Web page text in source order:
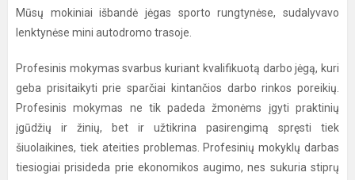
Mūsų mokiniai išbandė jėgas sporto rungtynėse, sudalyvavo
lenktynėse mini autodromo trasoje.
Profesinis mokymas svarbus kuriant kvalifikuotą darbo jėgą, kuri
geba prisitaikyti prie sparčiai kintančios darbo rinkos poreikių.
Profesinis mokymas ne tik padeda žmonėms įgyti praktinių
įgūdžių ir žinių, bet ir užtikrina pasirengimą spręsti tiek
šiuolaikines, tiek ateities problemas. Profesinių mokyklų darbas
tiesiogiai prisideda prie ekonomikos augimo, nes sukuria stiprų